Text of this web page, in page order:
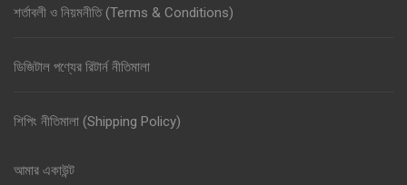
শর্তাবলী ও নিয়মনীতি (Terms & Conditions)
ডিজিটাল পণ্যের রিটার্ন নীতিমালা
শিপিং নীতিমালা (Shipping Policy)
আমার একাউন্ট